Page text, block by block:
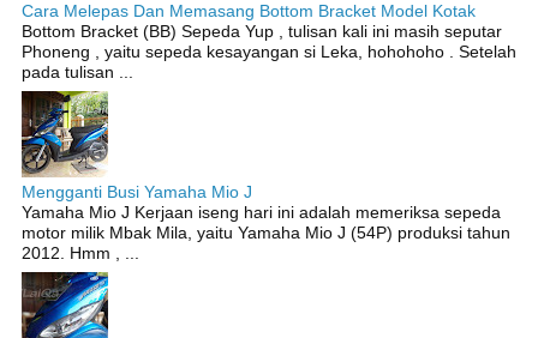
Cara Melepas Dan Memasang Bottom Bracket Model Kotak
Bottom Bracket (BB) Sepeda Yup , tulisan kali ini masih seputar
Phoneng , yaitu sepeda kesayangan si Leka, hohohoho . Setelah
pada tulisan ...
Mengganti Busi Yamaha Mio J
Yamaha Mio J Kerjaan iseng hari ini adalah memeriksa sepeda
motor milik Mbak Mila, yaitu Yamaha Mio J (54P) produksi tahun
2012. Hmm , ...